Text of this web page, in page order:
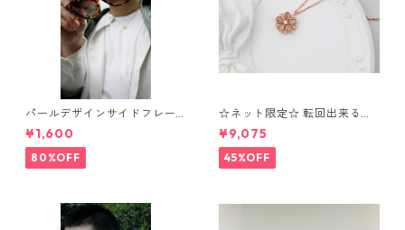
パールデザインサイドフレー
ムサングラス（Brown）** Sin
Sin*
¥1,600
80%OFF
☆ネット限定☆ 転回出来る
花 ネックレス⁺ブレスレッ
ト OS7
¥9,075
45%OFF